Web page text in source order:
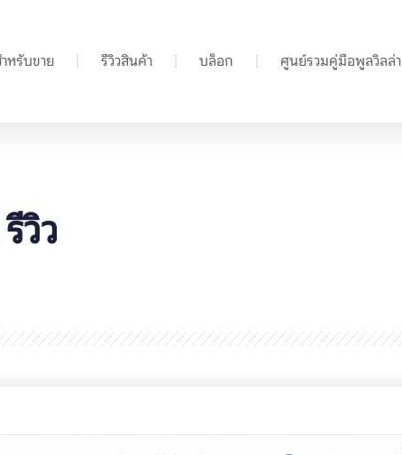
หรับขาย รีวิวสินค้า บล็อก ศูนย์รวมคู่มือพูลวิลล่า
วิว